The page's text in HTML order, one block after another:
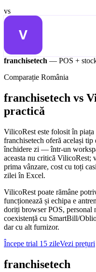
vs
franchisetech — POS +
Comparație România
franchisetech vs
practică
VilicoRest este folosit în
franchisetech oferă același
închidere zi — într-un
aceasta nu critică VilicoRest;
prima vânzare, cost cu toți
zilei în Excel.
VilicoRest poate rămâne
funcționează și echipa e
doriți browser POS, personal
coexistență cu SmartBill/
dar cu alt furnizor.
Începe trial 15 zileVezi prețuri
franchisetech